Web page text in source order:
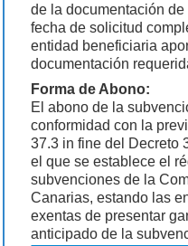
de la documentación
fecha de solicitud
entidad beneficiaria
documentación
Forma de Abono:
El abono de la
conformidad con la
37.3 in fine del Decreto
el que se establece el
subvenciones de la
Canarias, estando las
exentas de presentar
anticipado de la